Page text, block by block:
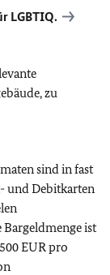
LGBTIQ.
zu
sind in fast
und Debitkarten
ist
EUR pro